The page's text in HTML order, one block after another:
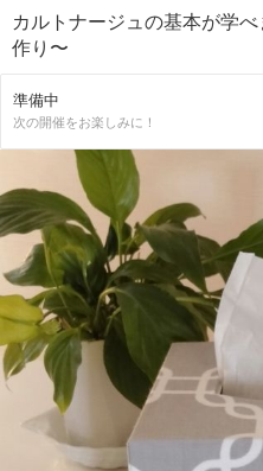
カルトナージュの基本が学
作り〜
準備中
次の開催をお楽しみに！